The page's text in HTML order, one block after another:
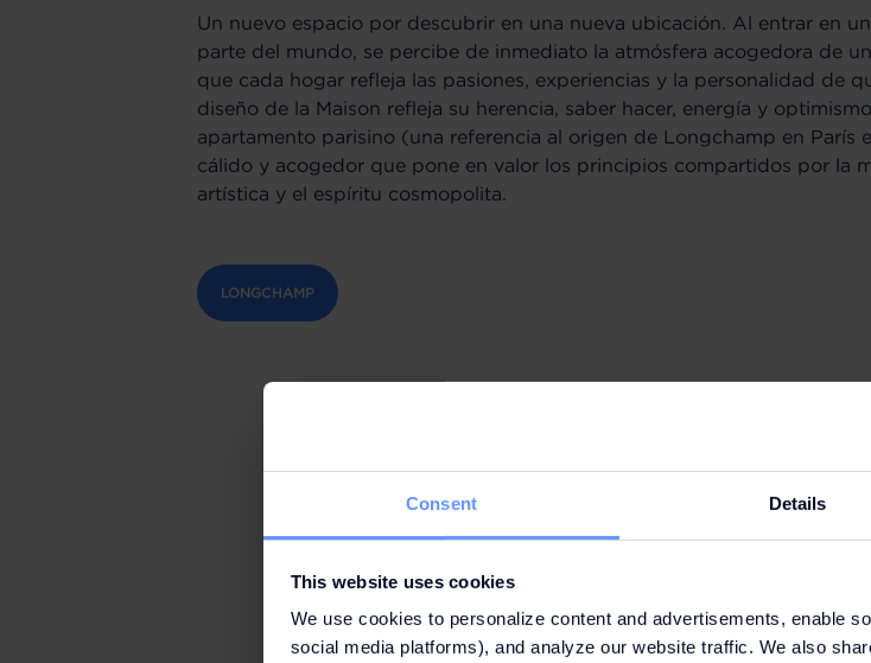
Consent Details
This website uses cookies
We use cookies to personalize content and advertisements, enable
social media platforms), and analyze our website traffic. We also
Un nuevo espacio por descubrir en una nueva ubicación. Al entrar en
parte del mundo, se percibe de inmediato la atmósfera acogedora de
que cada hogar refleja las pasiones, experiencias y la personalidad de
diseño de la Maison refleja su herencia, saber hacer, energía y
apartamento parisino (una referencia al origen de Longchamp en París
cálido y acogedor que pone en valor los principios compartidos por la
artística y el espíritu cosmopolita.
LONGCHAMP